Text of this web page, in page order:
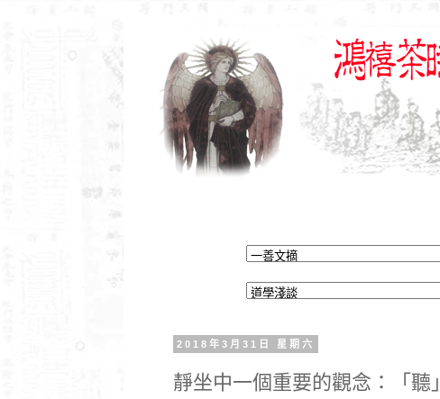
2018年3月31日 星期六
靜坐中一個重要的觀念：「聽」